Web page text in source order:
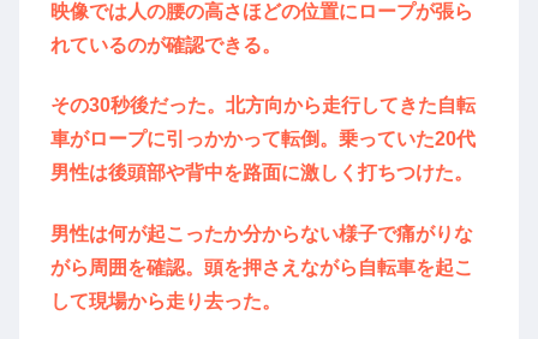
映像では人の腰の高さほどの位置にロープが張ら
れているのが確認できる。
その30秒後だった。北方向から走行してきた自転
車がロープに引っかかって転倒。乗っていた20代
男性は後頭部や背中を路面に激しく打ちつけた。
男性は何が起こったか分からない様子で痛がりな
がら周囲を確認。頭を押さえながら自転車を起こ
して現場から走り去った。